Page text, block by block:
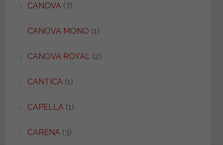
CANOVA (7)
CANOVA MONO (1)
CANOVA ROYAL (2)
CANTICA (1)
CAPELLA (1)
CARENA (3)